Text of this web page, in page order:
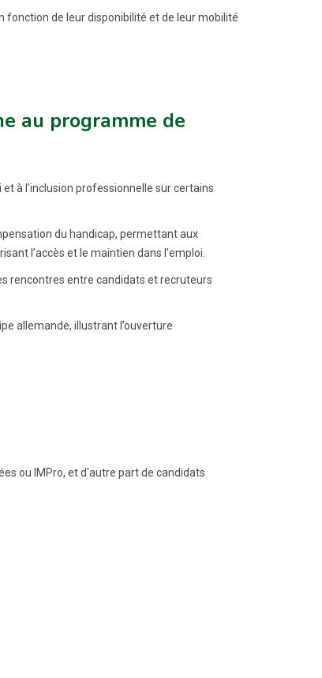
fonction de leur disponibilité et de leur mobilité
au programme de
à l’inclusion professionnelle sur certains
du handicap, permettant aux
l’accès et le maintien dans l’emploi.
rencontres entre candidats et recruteurs
allemande, illustrant l’ouverture
ou IMPro, et d'autre part de candidats